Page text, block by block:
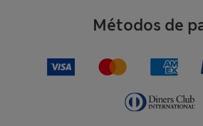
Métodos de